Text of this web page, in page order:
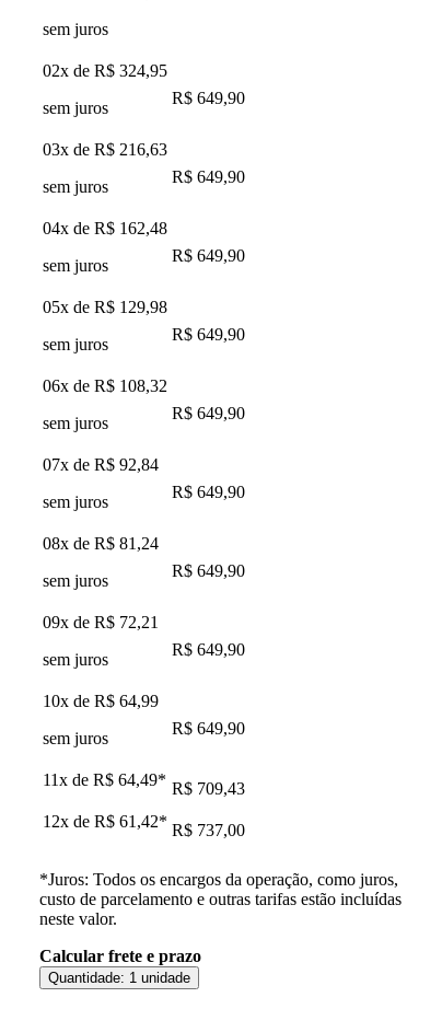
sem juros
02x de R$ 324,95
sem juros
R$ 649,90
03x de R$ 216,63
sem juros
R$ 649,90
04x de R$ 162,48
sem juros
R$ 649,90
05x de R$ 129,98
sem juros
R$ 649,90
06x de R$ 108,32
sem juros
R$ 649,90
07x de R$ 92,84
sem juros
R$ 649,90
08x de R$ 81,24
sem juros
R$ 649,90
09x de R$ 72,21
sem juros
R$ 649,90
10x de R$ 64,99
sem juros
R$ 649,90
11x de R$ 64,49* R$ 709,43
12x de R$ 61,42* R$ 737,00
*Juros: Todos os encargos da operação, como juros,
custo de parcelamento e outras tarifas estão incluídas
neste valor.
Calcular frete e prazo
Quantidade: 1 unidade